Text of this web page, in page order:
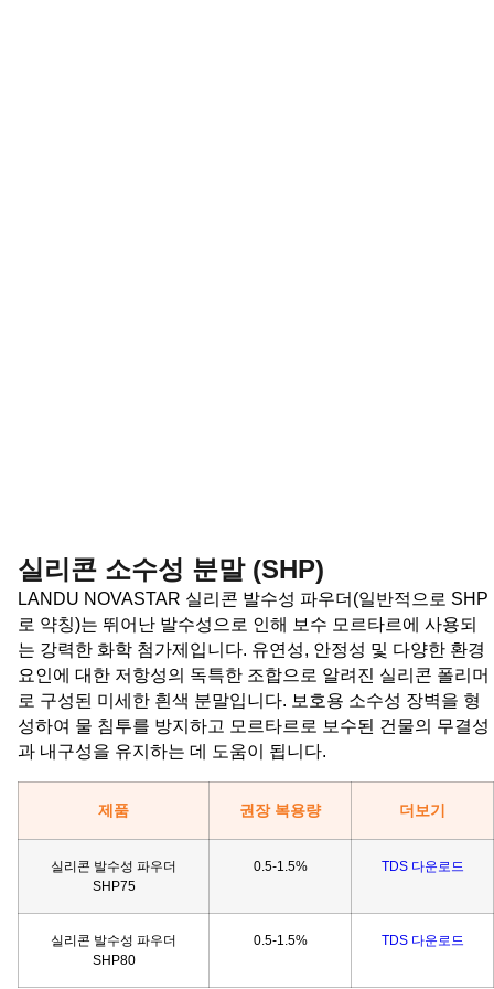
실리콘 소수성 분말 (SHP)
LANDU NOVASTAR 실리콘 발수성 파우더(일반적으로 SHP
로 약칭)는 뛰어난 발수성으로 인해 보수 모르타르에 사용되
는 강력한 화학 첨가제입니다. 유연성, 안정성 및 다양한 환경
요인에 대한 저항성의 독특한 조합으로 알려진 실리콘 폴리머
로 구성된 미세한 흰색 분말입니다. 보호용 소수성 장벽을 형
성하여 물 침투를 방지하고 모르타르로 보수된 건물의 무결성
과 내구성을 유지하는 데 도움이 됩니다.
제품 권장 복용량 더보기
실리콘 발수성 파우더
SHP75
0.5-1.5% TDS 다운로드
실리콘 발수성 파우더
SHP80
0.5-1.5% TDS 다운로드